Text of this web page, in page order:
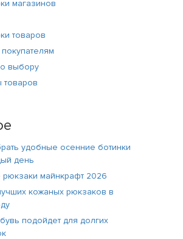
магазинов
товаров
выбору
удобные осенние ботинки
день
майнкрафт 2026
кожаных рюкзаков в
подойдет для долгих